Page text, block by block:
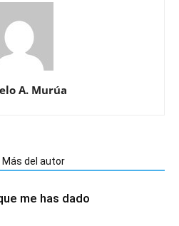
A. Murúa
Más del autor
me has dado